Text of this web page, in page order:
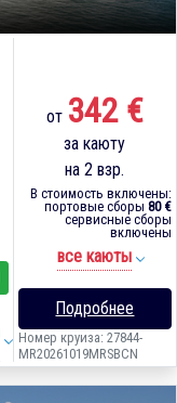
от 342 €
за каюту
на 2 взр.
В стоимость включены:
портовые сборы 80 €
сервисные сборы
включены
все каюты
Подробнее
Номер круиза: 27844-
MR20261019MRSBCN